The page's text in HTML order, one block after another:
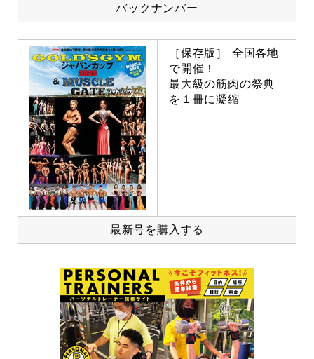
バックナンバー
［保存版］ 全国各地
で開催！
最大級の筋肉の祭典
を１冊に凝縮
最新号を購入する